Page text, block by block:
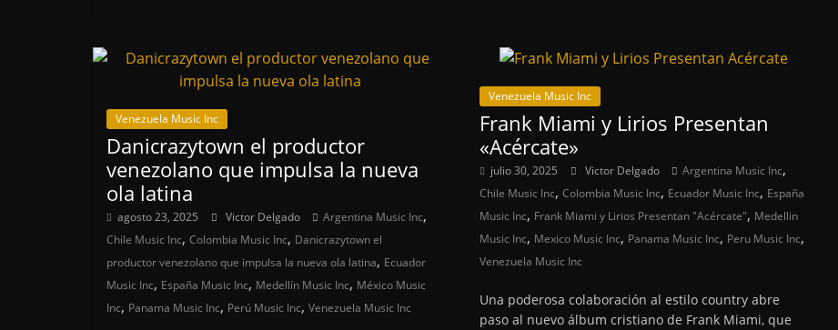
Venezuela Music Inc
Danicrazytown el productor
venezolano que impulsa la nueva
ola latina
agosto 23, 2025 Victor Delgado Argentina Music Inc,
Chile Music Inc, Colombia Music Inc, Danicrazytown el
productor venezolano que impulsa la nueva ola latina, Ecuador
Music Inc, España Music Inc, Medellín Music Inc, México Music
Inc, Panama Music Inc, Perú Music Inc, Venezuela Music Inc
Venezuela Music Inc
Frank Miami y Lirios Presentan
«Acércate»
julio 30, 2025 Victor Delgado Argentina Music Inc,
Chile Music Inc,Colombia Music Inc, Ecuador Music Inc, España
Music Inc, Frank Miami y Lirios Presentan "Acércate", Medellin
Music Inc, Mexico Music Inc, Panama Music Inc, Peru Music Inc,
Venezuela Music Inc
Una poderosa colaboración al estilo country abre
paso al nuevo álbum cristiano de Frank Miami, que